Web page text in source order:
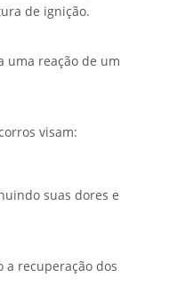
de ignição.
uma reação de um
visam:
suas dores e
recuperação dos